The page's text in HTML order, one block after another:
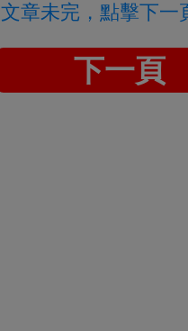
文章未完，點擊下一
下一頁